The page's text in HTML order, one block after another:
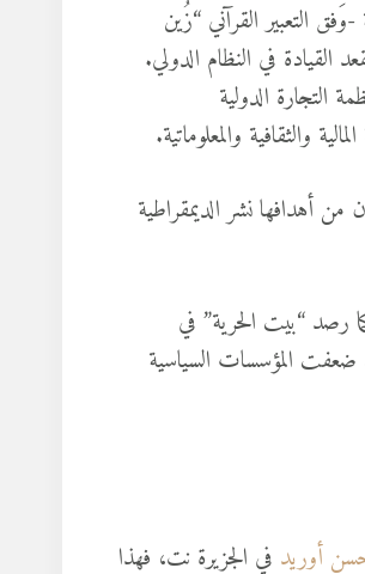
التعبير القرآني “زُين
القيادة في النظام الدولي.
التجارة الدولية
والثقافية والمعلوماتية.
أهدافها نشر الديمقراطية
رصد “بيت الحرية” في
ضعفت المؤسسات السياسية
أوريد في الجزيرة نت، فهذا